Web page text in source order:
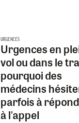
URGENCES
Urgences en
vol ou dans le
pourquoi des
médecins
parfois à
à l'appel